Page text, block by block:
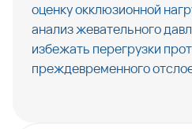
оценку окклюзионной
анализ жевательного
избежать перегрузки
преждевременного